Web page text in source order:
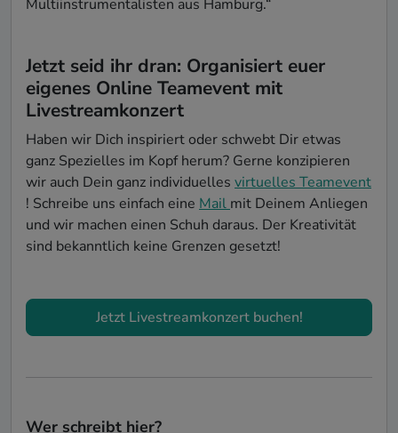
Multiinstrumentalisten aus Hamburg.“
Jetzt seid ihr dran: Organisiert euer
eigenes Online Teamevent mit
Livestreamkonzert
Haben wir Dich inspiriert oder schwebt Dir etwas
ganz Spezielles im Kopf herum? Gerne konzipieren
wir auch Dein ganz individuelles virtuelles Teamevent
! Schreibe uns einfach eine Mail mit Deinem Anliegen
und wir machen einen Schuh daraus. Der Kreativität
sind bekanntlich keine Grenzen gesetzt!
Jetzt Livestreamkonzert buchen!
Wer schreibt hier?